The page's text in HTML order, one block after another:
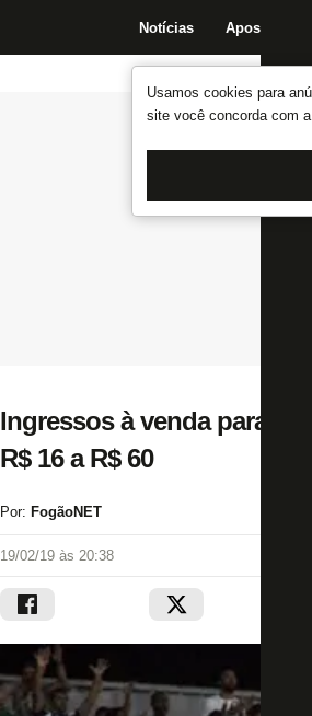
Usamos cookies para
site você concorda com a
Notícias Apostas
Ingressos à venda para
R$ 16 a R$ 60
Por: FogãoNET
19/02/19 às 20:38